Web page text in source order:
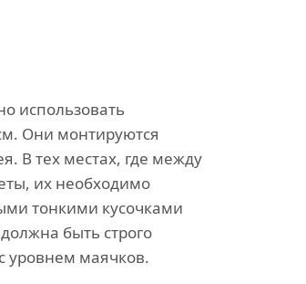
использовать
Они монтируются
В тех местах, где между
их необходимо
тонкими кусочками
быть строго
уровнем маячков.